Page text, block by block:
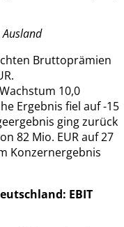
Bruttoprämien
10,0
Ergebnis fiel auf -15
ging zurück
82 Mio. EUR auf 27
Konzernergebnis
EBIT